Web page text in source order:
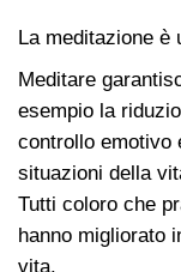
La meditazione è
Meditare
esempio la
controllo emotivo
situazioni della
Tutti coloro che
hanno migliorato
vita.